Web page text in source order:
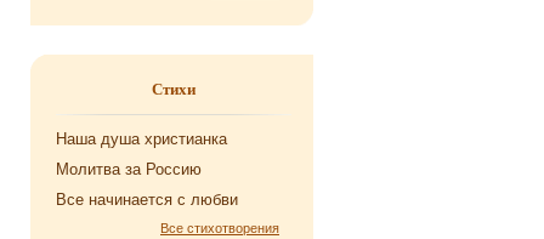
Стихи
Наша душа хри­сти­ан­ка
Мо­лит­ва за Рос­сию
Все на­чи­на­ет­ся с любви
Все стихотворения